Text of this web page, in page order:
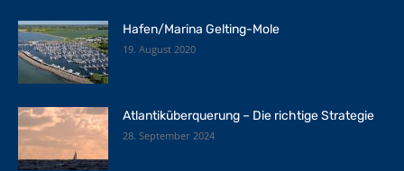
Hafen/Marina Gelting-Mole
19. August 2020
Atlantiküberquerung – Die richtige Strategie
28. September 2024